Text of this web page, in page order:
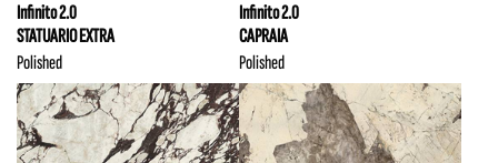
Infinito 2.0
STATUARIO EXTRA
Polished
Infinito 2.0
CAPRAIA
Polished